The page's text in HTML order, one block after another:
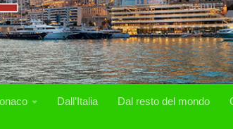
Dall’Italia Dal resto del mondo